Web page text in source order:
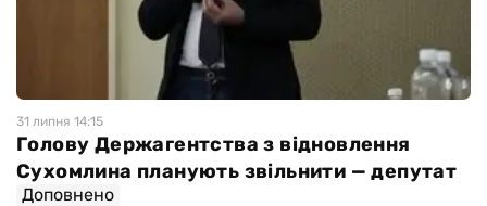
31 липня 14:15
Голову Держагентства з відновлення
Сухомлина планують звільнити — депутат
Доповнено